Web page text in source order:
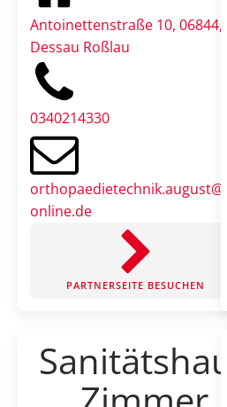
Antoinettenstraße 10, 06844,
Dessau Roßlau
0340214330
orthopaedietechnik.august@t-
online.de
PARTNERSEITE BESUCHEN
Sanitätshaus